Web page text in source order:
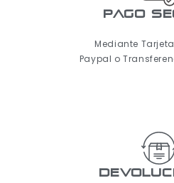
pago
Mediante
Paypal o